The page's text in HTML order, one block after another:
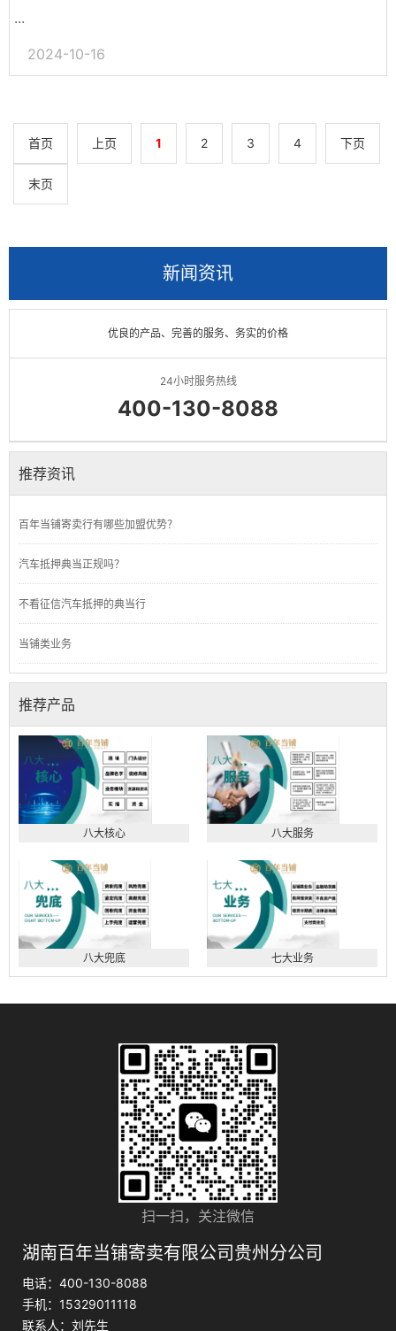
...
2024-10-16
首页 上页 1 2 3 4 下页
末页
新闻资讯
优良的产品、完善的服务、务实的价格
24小时服务热线
400-130-8088
推荐资讯
百年当铺寄卖行有哪些加盟优势？
汽车抵押典当正规吗？
不看征信汽车抵押的典当行
当铺类业务
推荐产品
八大核心 八大服务
八大兜底 七大业务
扫一扫，关注微信
湖南百年当铺寄卖有限公司贵州分公司
电话：400-130-8088
手机：15329011118
联系人：刘先生